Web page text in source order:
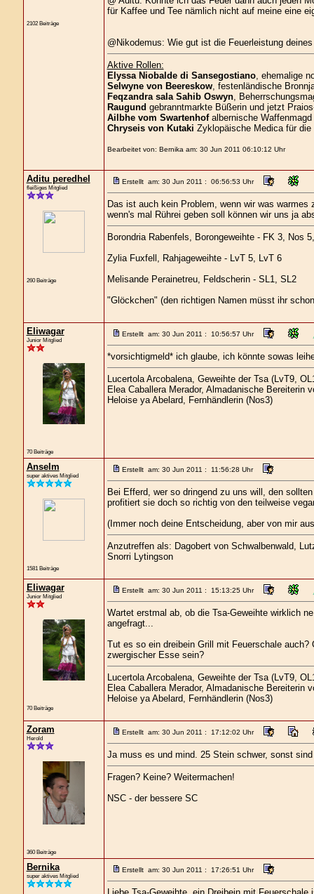
2102 Beiträge
für Kaffee und Tee nämlich nicht auf meine eine
@Nikodemus: Wie gut ist die Feuerleistung
Aktive Rollen:
Elyssa Niobalde di Sansegostiano, ehemalige
Selwyne von Beereskow, festenländische
Feqzandra sala Sahib Oswyn,
Raugund gebranntmarkte Büßerin und jetzt
Ailbhe vom Swartenhofalbernische Waffenmagd
Chryseis von Kutaki Zyklopäische Medica für
Bearbeitet von: Bernika am: 30 Jun 2011 06:10:12 Uhr
Aditu peredhel
fleißiges Mitglied
260 Beiträge
Erstellt am: 30 Jun 2011 : 06:56:53 Uhr
Das ist auch kein Problem, wenn wir was
wenn's mal Rührei geben soll können wir uns ja
Borondria Rabenfels, Borongeweihte - FK 3, Nos
Zylia Fuxfell, Rahjageweihte - LvT 5, LvT 6
Melisande Perainetreu, Feldscherin - SL1, SL2
"Glöckchen" (den richtigen Namen müsst ihr
Eliwagar
Junior Mitglied
70 Beiträge
Erstellt am: 30 Jun 2011 : 10:56:57 Uhr
*vorsichtigmeld* ich glaube, ich könnte sowas
Lucertola Arcobalena, Geweihte der Tsa (LvT9,
Elea Caballera Merador, Almadanische Bereiterin
Heloise ya Abelard, Fernhändlerin (Nos3)
Anselm
super aktives Mitglied
1581 Beiträge
Erstellt am: 30 Jun 2011 : 11:56:28 Uhr
Bei Efferd, wer so dringend zu uns will, den
profitiert sie doch so richtig von den teilweise
(Immer noch deine Entscheidung, aber von mir
Anzutreffen als: Dagobert von Schwalbenwald,
Snorri Lytingson
Eliwagar
Junior Mitglied
70 Beiträge
Erstellt am: 30 Jun 2011 : 15:13:25 Uhr
Wartet erstmal ab, ob die Tsa-Geweihte wirklich
angefragt...
Tut es so ein dreibein Grill mit Feuerschale
zwergischer Esse sein?
Lucertola Arcobalena, Geweihte der Tsa (LvT9,
Elea Caballera Merador, Almadanische Bereiterin
Heloise ya Abelard, Fernhändlerin (Nos3)
Zoram
Herold
360 Beiträge
Erstellt am: 30 Jun 2011 : 17:12:02 Uhr
Ja muss es und mind. 25 Stein schwer, sonst
Fragen? Keine? Weitermachen!
NSC - der bessere SC
Bernika
super aktives Mitglied
Erstellt am: 30 Jun 2011 : 17:26:51 Uhr